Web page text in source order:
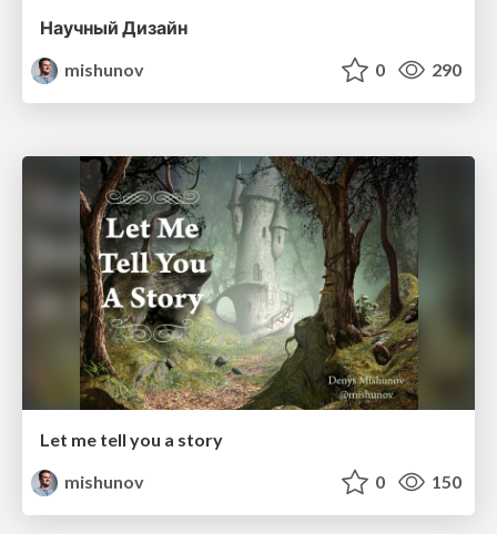
Научный Дизайн
mishunov
0 290
Let me tell you a story
mishunov
0 150